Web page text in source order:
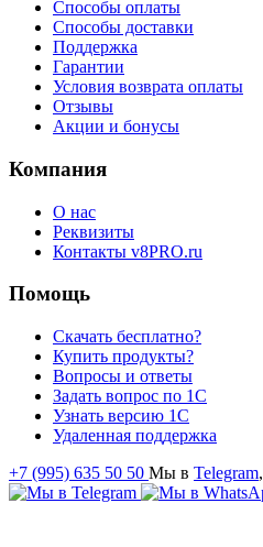
Способы оплаты
Способы доставки
Поддержка
Гарантии
Условия возврата оплаты
Отзывы
Акции и бонусы
Компания
О нас
Реквизиты
Контакты v8PRO.ru
Помощь
Скачать бесплатно?
Купить продукты?
Вопросы и ответы
Задать вопрос по 1С
Узнать версию 1С
Удаленная поддержка
+7 (995) 635 50 50 Мы в Telegram,